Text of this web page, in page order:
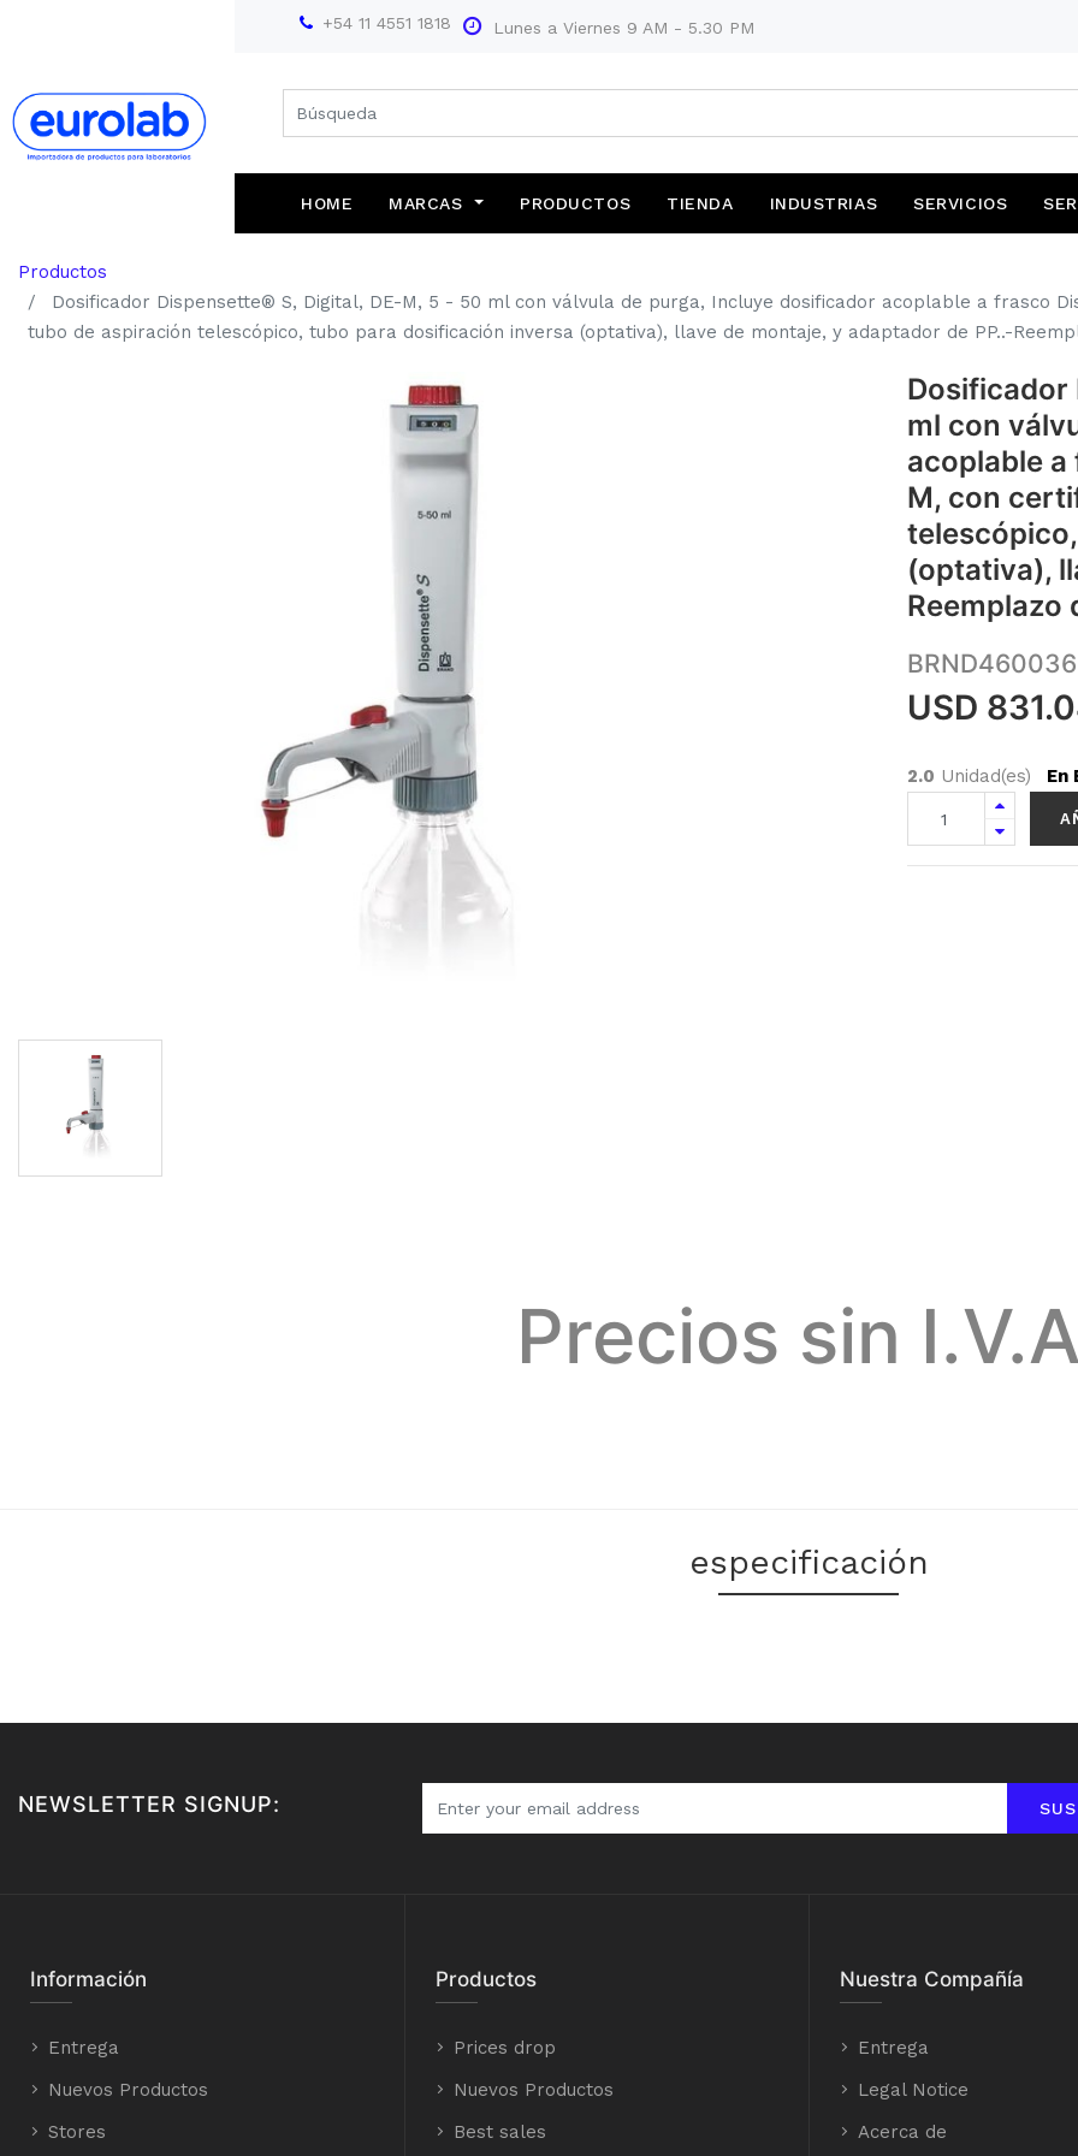
+54 11 4551 1818 Lunes a Viernes 9 AM - 5.30 PM
HOME MARCAS PRODUCTOS TIENDA INDUSTRIAS SERVICIOS
Productos
Dosificador Dispensette® S, Digital, DE-M, 5 - 50 ml con válvula de purga, Incluye dosificador acoplable a frasco
tubo de aspiración telescópico, tubo para dosificación inversa (optativa), llave de montaje, y adaptador de PP..-
Dosificador
ml con
acoplable a
M, con
(optativa),
Reemplazo
USD
2.0 Unidad(es) En
Precios sin
especificación
NEWSLETTER SIGNUP:
Información
Entrega
Nuevos Productos
Stores
Productos
Prices drop
Nuevos Productos
Best sales
Nuestra Compañía
Entrega
Legal Notice
Acerca de